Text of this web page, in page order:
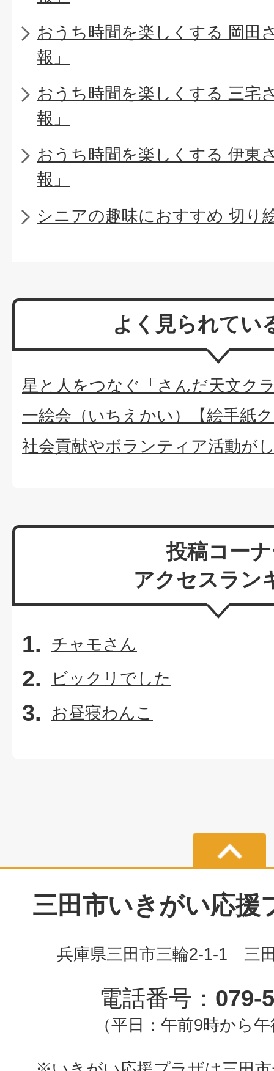
おうち時間を楽しくする 岡田
報」
おうち時間を楽しくする 三宅
報」
おうち時間を楽しくする 伊東
報」
シニアの趣味におすすめ 切り
よく見られてい
星と人をつなぐ「さんだ天文ク
一絵会（いちえかい）【絵手紙
社会貢献やボランティア活動が
投稿コー
アクセスラン
チャモさん
ビックリでした
お昼寝わんこ
三田市いきがい応援
兵庫県三田市三輪2-1-1 三
電話番号： 079-
（平日：午前9時から